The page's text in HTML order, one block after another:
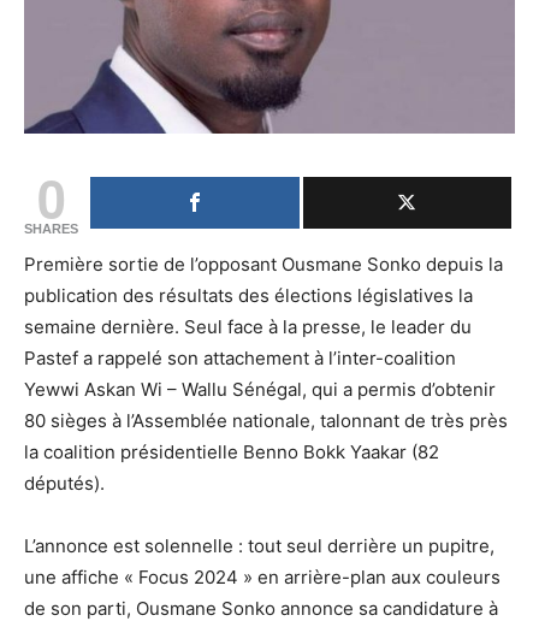
0
SHARES
Première sortie de l’opposant Ousmane Sonko depuis la
publication des résultats des élections législatives la
semaine dernière. Seul face à la presse, le leader du
Pastef a rappelé son attachement à l’inter-coalition
Yewwi Askan Wi – Wallu Sénégal, qui a permis d’obtenir
80 sièges à l’Assemblée nationale, talonnant de très près
la coalition présidentielle Benno Bokk Yaakar (82
députés).
L’annonce est solennelle : tout seul derrière un pupitre,
une affiche « Focus 2024 » en arrière-plan aux couleurs
de son parti, Ousmane Sonko annonce sa candidature à